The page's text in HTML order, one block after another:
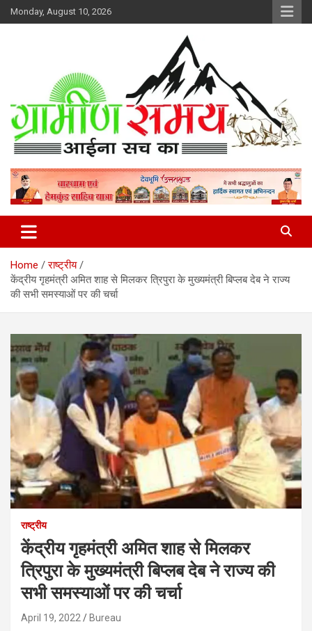
Skip
to
Monday, August 10, 2026
Gramin Samay
Home
राष्ट्रीय
केंद्रीय गृहमंत्री अमित शाह से मिलकर त्रिपुरा के मुख्यमंत्री बिप्लब देब ने राज्य
की सभी समस्याओं पर की चर्चा
राष्ट्रीय
केंद्रीय गृहमंत्री अमित शाह से मिलकर
त्रिपुरा के मुख्यमंत्री बिप्लब देब ने राज्य की
सभी समस्याओं पर की चर्चा
April 19, 2022 Bureau